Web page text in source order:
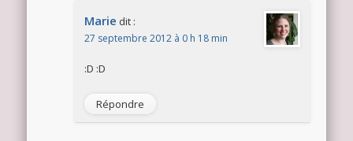
Marie dit :
27 septembre 2012 à 0 h 18 min
:D :D
Répondre